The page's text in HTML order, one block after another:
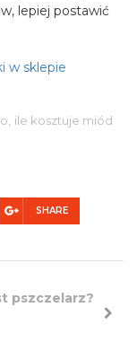
lepiej postawić
w sklepie
ile kosztuje miód
SHARE
pszczelarz?